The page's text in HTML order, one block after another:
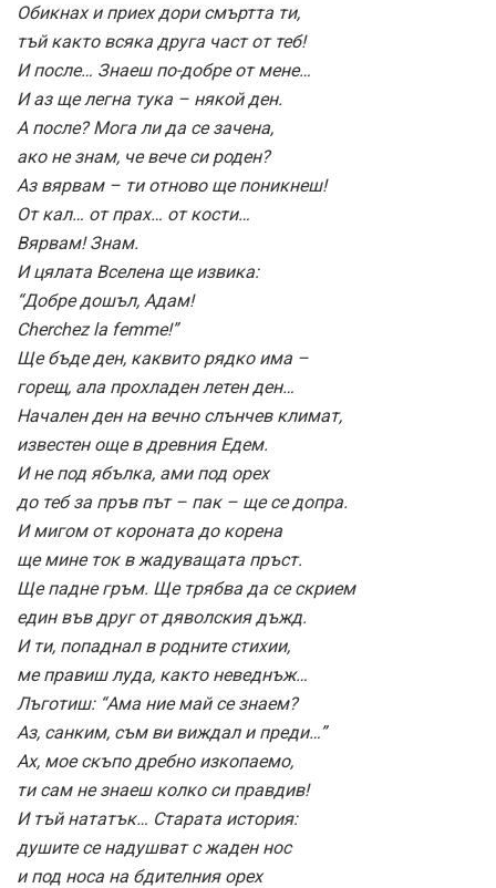
Обикнах и приех дори смъртта ти,
тъй както всяка друга част от теб!
И после… Знаеш по-добре от мене…
И аз ще легна тука – някой ден.
А после? Мога ли да се зачена,
ако не знам, че вече си роден?
Аз вярвам – ти отново ще поникнеш!
От кал… от прах… от кости…
Вярвам! Знам.
И цялата Вселена ще извика:
“Добре дошъл, Адам!
Cherchez la femme!”
Ще бъде ден, каквито рядко има –
горещ, ала прохладен летен ден…
Начален ден на вечно слънчев климат,
известен още в древния Едем.
И не под ябълка, ами под орех
до теб за пръв път – пак – ще се допра.
И мигом от короната до корена
ще мине ток в жадуващата пръст.
Ще падне гръм. Ще трябва да се скрием
един във друг от дяволския дъжд.
И ти, попаднал в родните стихии,
ме правиш луда, както неведнъж…
Лъготиш: “Ама ние май се знаем?
Аз, санким, съм ви виждал и преди…”
Ах, мое скъпо дребно изкопаемо,
ти сам не знаеш колко си правдив!
И тъй нататък… Старата история:
душите се надушват с жаден нос
и под носа на бдителния орех